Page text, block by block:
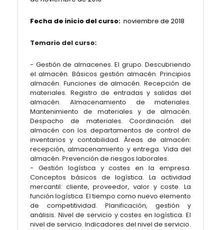
Fecha de inicio del curso: noviembre de 2018
Temario del curso:
- Gestión de almacenes. El grupo. Descubriendo
el almacén. Básicos gestión almacén. Principios
almacén. Funciones de almacén. Recepción de
materiales. Registro de entradas y salidas del
almacén. Almacenamiento de materiales.
Mantenimiento de materiales y de almacén.
Despacho de materiales. Coordinación del
almacén con los departamentos de control de
inventarios y contabilidad. Áreas de almacén:
recepción, almacenamiento y entrega. Vida del
almacén. Prevención de riesgos laborales.
- Gestión logística y costes en la empresa.
Conceptos básicos de logística. La actividad
mercantil: cliente, proveedor, valor y coste. La
función logística. El tiempo como nuevo elemento
de competitividad. Planificación, gestión y
análisis. Nivel de servicio y costes en logística. El
nivel de servicio. Indicadores del nivel de servicio.